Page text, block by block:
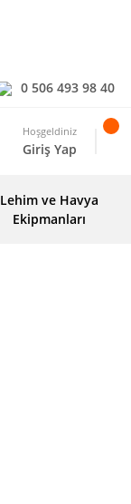
0 506 493 98 40
Hoşgeldiniz
Giriş Yap
Lehim ve Havya
Ekipmanları